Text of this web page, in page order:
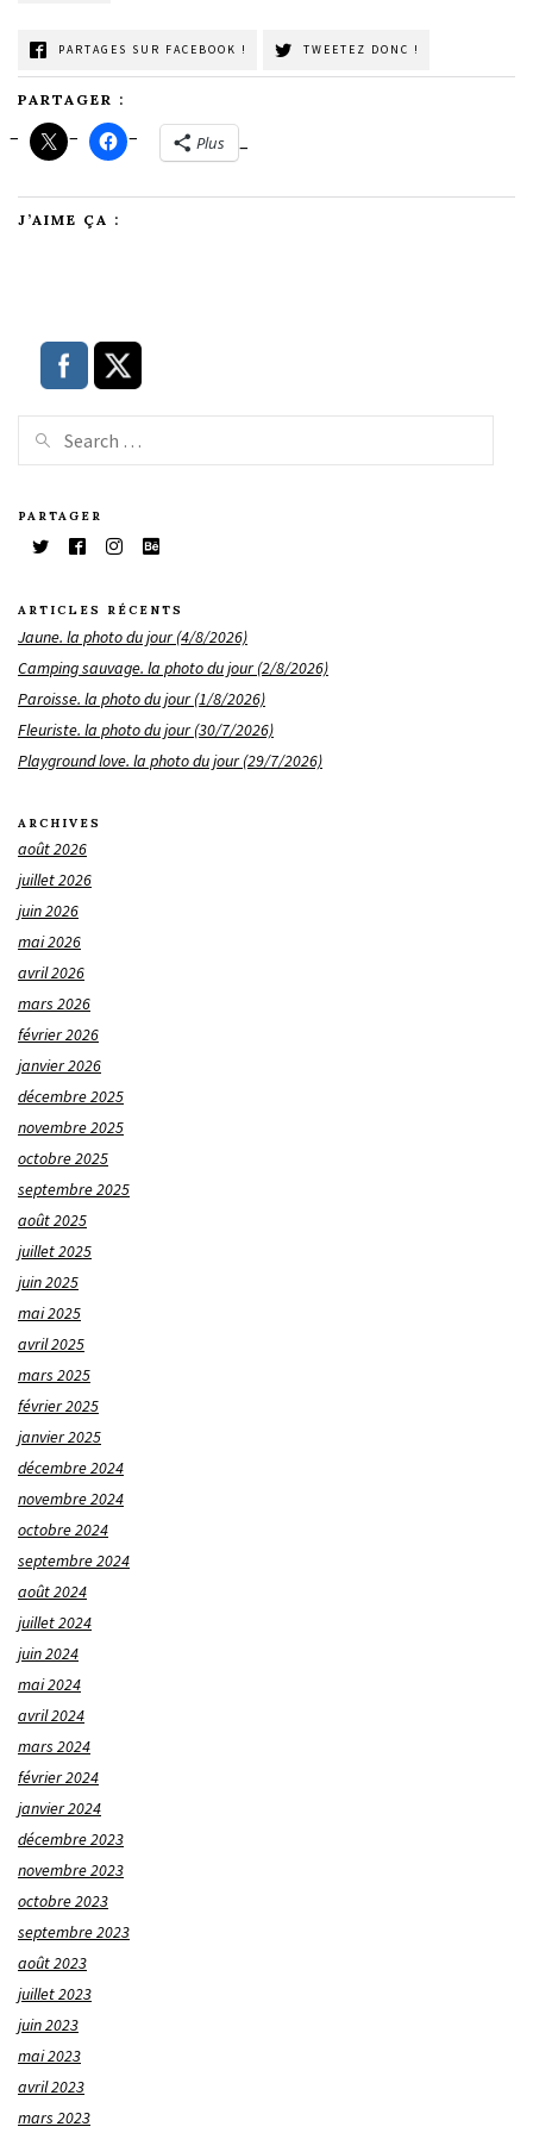
PARTAGES SUR FACEBOOK ! TWEETEZ DONC !
PARTAGER :
Plus
J’AIME ÇA :
PARTAGER
ARTICLES RÉCENTS
Jaune. la photo du jour (4/8/2026)
Camping sauvage. la photo du jour (2/8/2026)
Paroisse. la photo du jour (1/8/2026)
Fleuriste. la photo du jour (30/7/2026)
Playground love. la photo du jour (29/7/2026)
ARCHIVES
août 2026
juillet 2026
juin 2026
mai 2026
avril 2026
mars 2026
février 2026
janvier 2026
décembre 2025
novembre 2025
octobre 2025
septembre 2025
août 2025
juillet 2025
juin 2025
mai 2025
avril 2025
mars 2025
février 2025
janvier 2025
décembre 2024
novembre 2024
octobre 2024
septembre 2024
août 2024
juillet 2024
juin 2024
mai 2024
avril 2024
mars 2024
février 2024
janvier 2024
décembre 2023
novembre 2023
octobre 2023
septembre 2023
août 2023
juillet 2023
juin 2023
mai 2023
avril 2023
mars 2023